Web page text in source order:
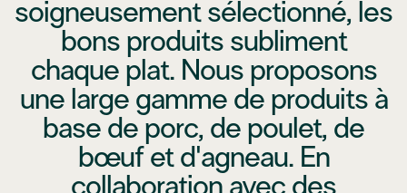
soigneusement sélectionné, les
bons produits subliment
chaque plat. Nous proposons
une large gamme de produits à
base de porc, de poulet, de
bœuf et d'agneau. En
collaboration avec des